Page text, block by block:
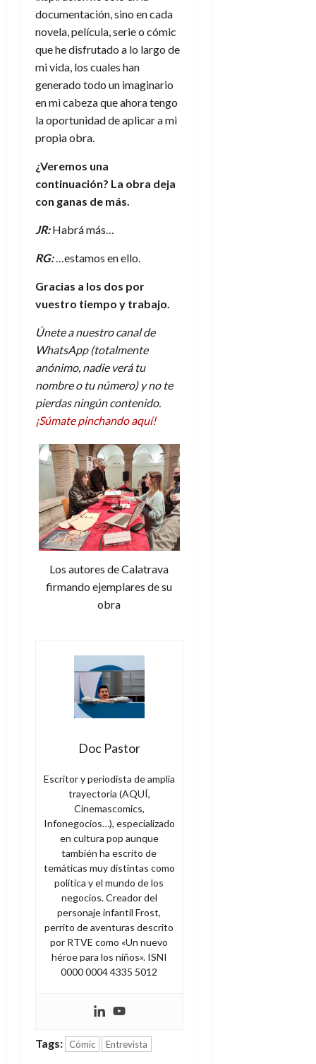
documentación, sino en cada
novela, película, serie o cómic
que he disfrutado a lo largo de
mi vida, los cuales han
generado todo un imaginario
en mi cabeza que ahora tengo
la oportunidad de aplicar a mi
propia obra.
¿Veremos una
continuación? La obra deja
con ganas de más.
JR: Habrá más…
RG:…estamos en ello.
Gracias a los dos por
vuestro tiempo y trabajo.
Únete a nuestro canal de
WhatsApp (totalmente
anónimo, nadie verá tu
nombre o tu número) y no te
pierdas ningún contenido.
¡Súmate pinchando aquí!
Los autores de Calatrava
firmando ejemplares de su
obra
Doc Pastor
Escritor y periodista de amplia
trayectoria (AQUÍ,
Cinemascomics,
Infonegocios…), especializado
en cultura pop aunque
también ha escrito de
temáticas muy distintas como
política y el mundo de los
negocios. Creador del
personaje infantil Frost,
perrito de aventuras descrito
por RTVE como «Un nuevo
héroe para los niños». ISNI
0000 0004 4335 5012
Tags: Cómic Entrevista